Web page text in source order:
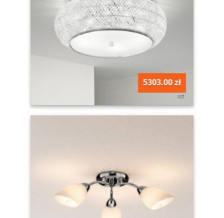
5303.00 zł
szt